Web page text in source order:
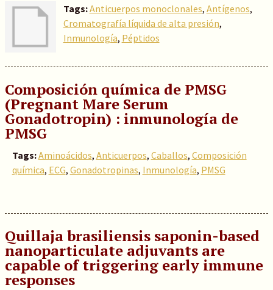
Tags:Anticuerpos monoclonales, Antígenos,
Cromatografía líquida de alta presión,
Inmunología, Péptidos
Composición química de PMSG
(Pregnant Mare Serum
Gonadotropin) : inmunología de
PMSG
Tags:Aminoácidos, Anticuerpos, Caballos, Composición
química, ECG, Gonadotropinas, Inmunología, PMSG
Quillaja brasiliensis saponin-based
nanoparticulate adjuvants are
capable of triggering early immune
responses